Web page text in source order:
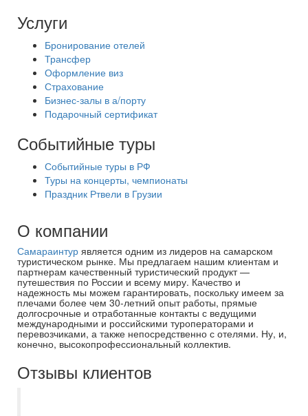
Услуги
Бронирование отелей
Трансфер
Оформление виз
Страхование
Бизнес-залы в а/порту
Подарочный сертификат
Событийные туры
Событийные туры в РФ
Туры на концерты, чемпионаты
Праздник Ртвели в Грузии
О компании
Самараинтур является одним из лидеров на самарском
туристическом рынке. Мы предлагаем нашим клиентам и
партнерам качественный туристический продукт —
путешествия по России и всему миру. Качество и
надежность мы можем гарантировать, поскольку имеем за
плечами более чем 30-летний опыт работы, прямые
долгосрочные и отработанные контакты с ведущими
международными и российскими туроператорами и
перевозчиками, а также непосредственно с отелями. Ну, и,
конечно, высокопрофессиональный коллектив.
Отзывы клиентов